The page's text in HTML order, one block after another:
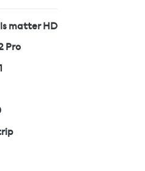
matter HD
Pro